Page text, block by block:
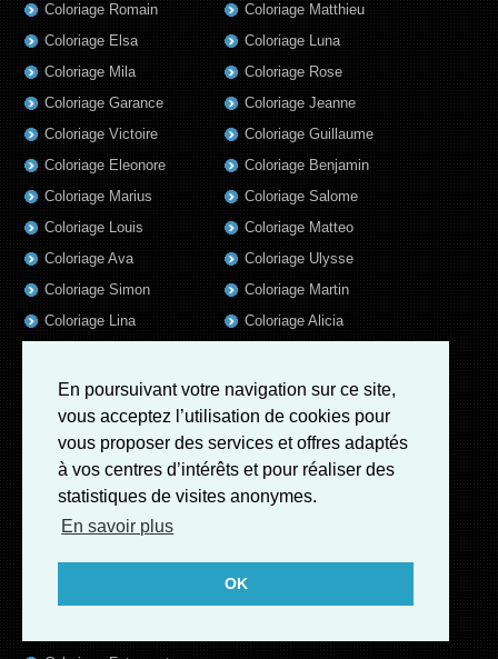
En poursuivant votre navigation sur ce site,
vous acceptez l’utilisation de cookies pour
vous proposer des services et offres adaptés
à vos centres d’intérêts et pour réaliser des
statistiques de visites anonymes.
En savoir plus
OK
Coloriage Romain
Coloriage Elsa
Coloriage Mila
Coloriage Garance
Coloriage Victoire
Coloriage Eleonore
Coloriage Marius
Coloriage Louis
Coloriage Ava
Coloriage Simon
Coloriage Lina
Coloriage Nina
Coloriage Arthur
Coloriage Noe
Coloriage William
Coloriage Matthieu
Coloriage Luna
Coloriage Rose
Coloriage Jeanne
Coloriage Guillaume
Coloriage Benjamin
Coloriage Salome
Coloriage Matteo
Coloriage Ulysse
Coloriage Martin
Coloriage Alicia
Coloriage Felix
Coloriage Rayan
Coloriage Iris
Coloriage Ambre
Coloriage Charles
Coloriage Oscar